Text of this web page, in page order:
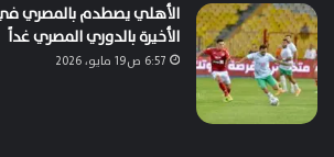
الأهلي يصطدم بالمصري
الأخيرة بالدوري المصري غداً
6:57 ص19 مايو، 2026